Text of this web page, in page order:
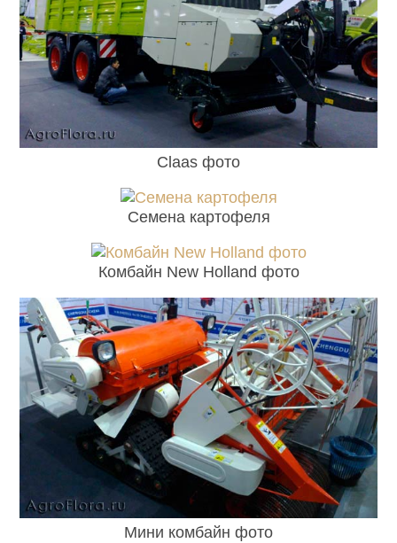
Claas фото
Семена картофеля
Комбайн New Holland фото
Мини комбайн фото